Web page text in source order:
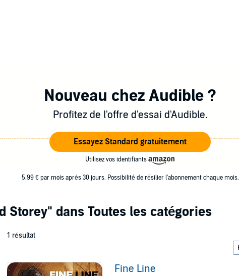
Nouveau chez Audible ?
Profitez de l'offre d'essai d'Audible.
Essayez Standard gratuitement
Utilisez vos identifiants
5,99 € par mois après 30 jours. Possibilité de résilier l'abonnement chaque mois.
Storey" dans Toutes les catégories
1 résultat
Fine Line